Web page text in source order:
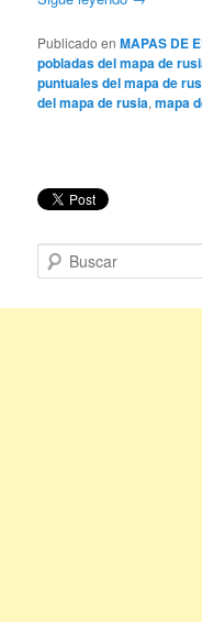
Publicado en MAPAS DE
pobladas del mapa de
puntuales del mapa de
del mapa de rusia,mapa
u